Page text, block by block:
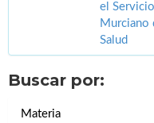
el Servicio
Murciano
Salud
Buscar por:
Materia